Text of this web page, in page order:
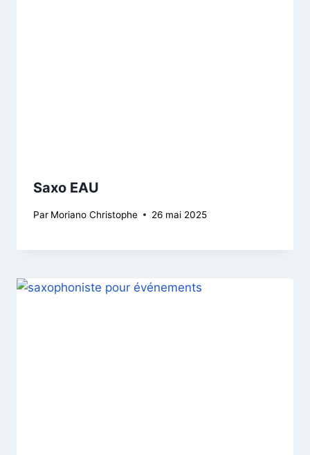
Saxo EAU
Par Moriano Christophe 26 mai 2025